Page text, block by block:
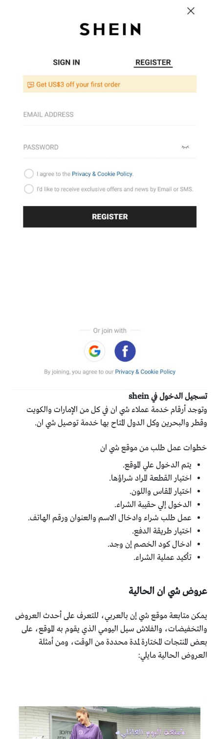
تسجيل الدخول في shein
وتوجد أرقام خدمة عملاء شي ان في كل من الإمارات والكويت
وقطر والبحرين وكل الدول المتاح بها خدمة توصيل شي ان.
خطوات عمل طلب من موقع شي ان
يتم الدخول علي الموقع.
اختيار القطعة المراد شراؤها.
اختيار المقاس واللون.
الدخول إلي حقيبة الشراء.
عمل طلب شراء وادخال الاسم والعنوان ورقم الهاتف.
اختيار طريقة الدفع.
ادخال كود الخصم إن وجد.
تأكيد عملية الشراء.
عروض شي ان الحالية
يمكن متابعة موقع شي إن بالعربي، للتعرف على أحدث العروض
والتخفيضات، والفلاش سيل اليومي الذي يقوم به الموقع، على
بعض المنتجات المختارة لمدة محددة من الوقت، ومن أمثلة
العروض الحالية مايلي: